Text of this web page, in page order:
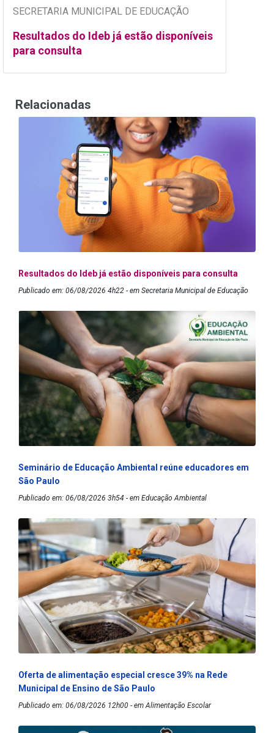
SECRETARIA MUNICIPAL DE EDUCAÇÃO
Resultados do Ideb já estão disponíveis
para consulta
Relacionadas
Resultados do Ideb já estão disponíveis para consulta
Publicado em: 06/08/2026 4h22 - em Secretaria Municipal de Educação
Seminário de Educação Ambiental reúne educadores em
São Paulo
Publicado em: 06/08/2026 3h54 - em Educação Ambiental
Oferta de alimentação especial cresce 39% na Rede
Municipal de Ensino de São Paulo
Publicado em: 06/08/2026 12h00 - em Alimentação Escolar